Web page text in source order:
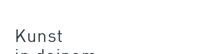
Kunst